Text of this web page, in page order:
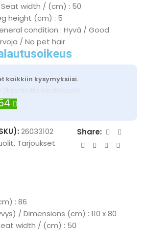
width / (cm) : 50
height (cm) : 5
condition : Hyvä / Good
/ No pet hair
kaikkiin kysymyksiisi.
Ota yhteyttä WhatsAppilla
26033102
, Tarjoukset
Share:
: 86
/ Dimensions (cm) : 110 x 80
width / (cm) : 50